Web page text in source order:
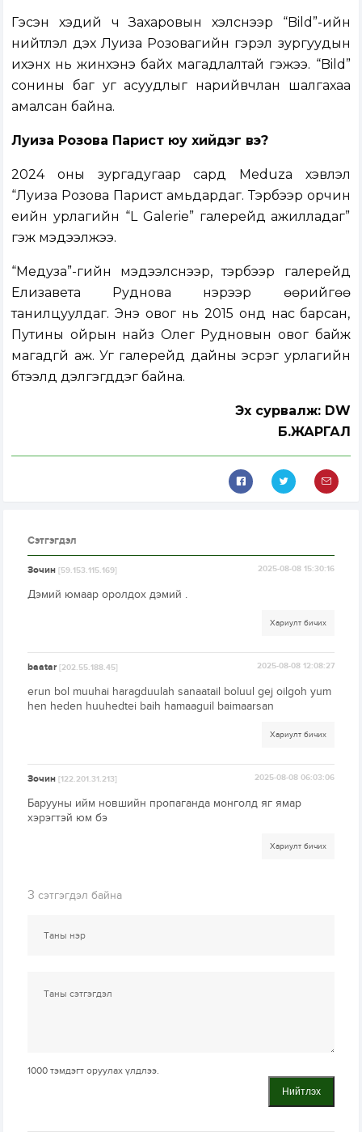
Гэсэн хэдий ч Захаровын хэлснээр “Bild”-ийн
нийтлэл дэх Луиза Розовагийн гэрэл зургуудын
ихэнх нь жинхэнэ байх магадлалтай гэжээ. “Bild”
сонины баг уг асуудлыг нарийвчлан шалгахаа
амалсан байна.
Луиза Розова Парист юу хийдэг вэ?
2024 оны зургадугаар сард Meduza хэвлэл
“Луиза Розова Парист амьдардаг. Тэрбээр орчин
үеийн урлагийн “L Galerie” галерейд ажилладаг”
гэж мэдээлжээ.
“Медуза”-гийн мэдээлснээр, тэрбээр галерейд
Елизавета Руднова нэрээр өөрийгөө
танилцуулдаг. Энэ овог нь 2015 онд нас барсан,
Путины ойрын найз Олег Рудновын овог байж
магадгүй аж. Уг галерейд дайны эсрэг урлагийн
бүтээлүүд дэлгэгддэг байна.
Эх сурвалж: DW
Б.ЖАРГАЛ
Сэтгэгдэл
Зочин[59.153.115.169] 2025-08-08 15:30:16
Дэмий юмаар оролдох дэмий .
Хариулт бичих
baatar[202.55.188.45] 2025-08-08 12:08:27
erun bol muuhai haragduulah sanaatail boluul gej oilgoh yum
hen heden huuhedtei baih hamaaguil baimaarsan
Хариулт бичих
Зочин[122.201.31.213] 2025-08-08 06:03:06
Барууны ийм новшийн пропаганда монголд яг ямар
хэрэгтэй юм бэ
Хариулт бичих
3 сэтгэгдэл байна
1000 тэмдэгт оруулах үлдлээ.
Нийтлэх